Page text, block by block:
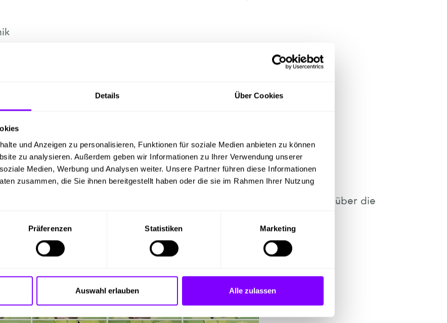
Details Über Cookies
und Anzeigen zu personalisieren, Funktionen für soziale Medien anbieten zu können
zu analysieren. Außerdem geben wir Informationen zu Ihrer Verwendung unserer
Medien, Werbung und Analysen weiter. Unsere Partner führen diese Informationen
zusammen, die Sie ihnen bereitgestellt haben oder die sie im Rahmen Ihrer Nutzung
Präferenzen Statistiken Marketing
Auswahl erlauben Alle zulassen
&
& Elektrotechnik
- Anlagen- und Betriebstechnik
&Elektrotechnik- Anlagen- und Betriebstechnik
mit Matura möglich!
moderner Industrieanlagen ab – von der Software über die